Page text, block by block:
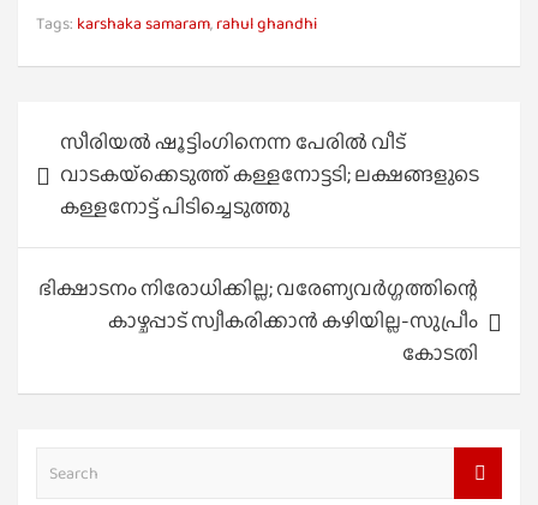
Tags: karshaka samaram, rahul ghandhi
navigation
സീരിയൽ ഷൂട്ടിംഗിനെന്ന പേരിൽ വീട്
വാടകയ്‌ക്കെടുത്ത് കള്ളനോട്ടടി; ലക്ഷങ്ങളുടെ
കള്ളനോട്ട് പിടിച്ചെടുത്തു
ഭിക്ഷാടനം നിരോധിക്കില്ല; വരേണ്യവര്‍ഗ്ഗത്തിന്റെ
കാഴ്ചപ്പാട് സ്വീകരിക്കാന്‍ കഴിയില്ല-സുപ്രീം
കോടതി